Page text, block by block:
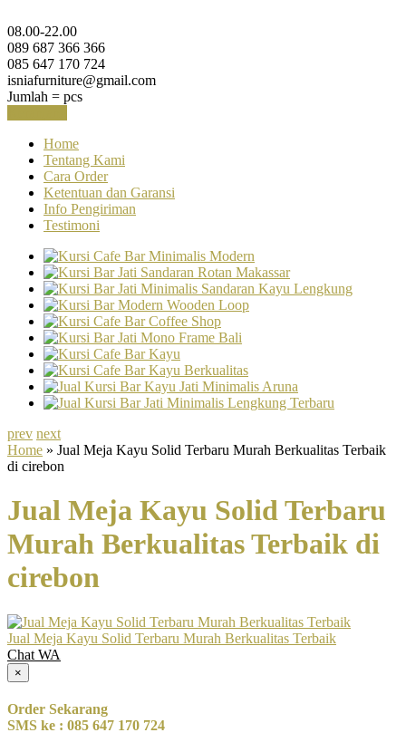
08.00-22.00
089 687 366 366
085 647 170 724
isniafurniture@gmail.com
Jumlah = pcs
Home
Tentang Kami
Cara Order
Ketentuan dan Garansi
Info Pengiriman
Testimoni
prev next
Home » Jual Meja Kayu Solid Terbaru Murah Berkualitas Terbaik
di cirebon
Jual Meja Kayu Solid Terbaru
Murah Berkualitas Terbaik di
cirebon
Jual Meja Kayu Solid Terbaru Murah Berkualitas Terbaik
Chat WA
×
Order Sekarang
SMS ke : 085 647 170 724